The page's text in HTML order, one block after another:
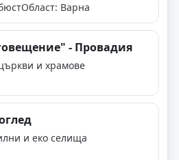
Област: Варна
- Провадия
църкви и храмове
и еко селища